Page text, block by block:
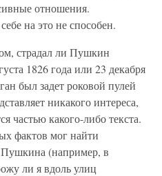
отношения.
на это не способен.
страдал ли Пушкин
1826 года или 23 декабря
был задет роковой пулей
никакого интереса,
частью какого-либо текста.
фактов мог найти
Пушкина (например, в
ли я вдоль улиц